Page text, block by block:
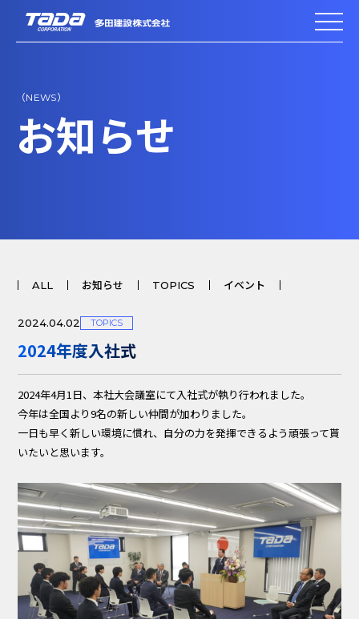
（NEWS）
お知らせ
ALL お知らせ TOPICS イベント
2024.04.02 TOPICS
2024年度入社式
2024年4月1日、本社大会議室にて入社式が執り行われました。
今年は全国より9名の新しい仲間が加わりました。
一日も早く新しい環境に慣れ、自分の力を発揮できるよう頑張って貰
いたいと思います。